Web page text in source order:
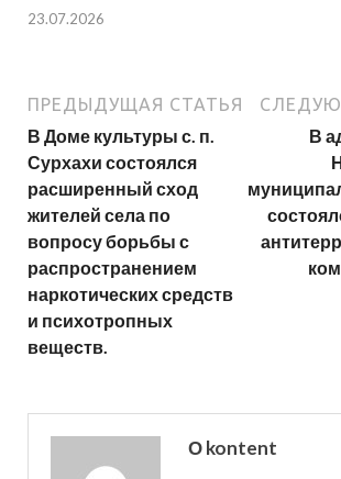
23.07.2026
ПРЕДЫДУЩАЯ СТАТЬЯ
В Доме культуры с. п.
Сурхахи состоялся
расширенный сход
жителей села по
вопросу борьбы с
распространением
наркотических средств
и психотропных
веществ.
В
О kontent